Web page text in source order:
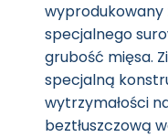
wyprodukowany
specjalnego
grubość mięsa.
specjalną
wytrzymałości
beztłuszczową